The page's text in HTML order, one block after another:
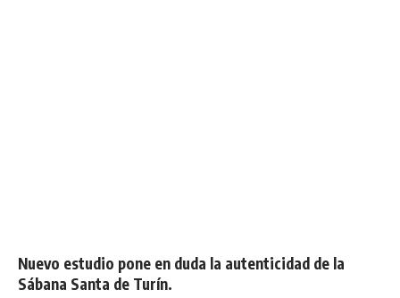
Nuevo estudio pone en duda la autenticidad de la
Sábana Santa de Turín.